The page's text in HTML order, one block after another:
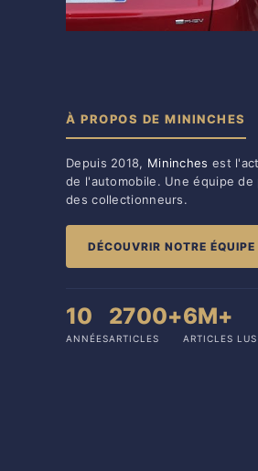
À PROPOS DE MININCHES
Depuis 2018, Mininches est
de l'automobile. Une équipe de
des collectionneurs.
DÉCOUVRIR NOTRE
10
ANNÉES
2700+
ARTICLES
6M+
ARTICLES LUS